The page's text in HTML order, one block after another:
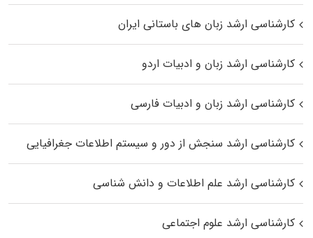
کارشناسی ارشد زبان‌ های باستانی ایران
کارشناسی ارشد زبان و ادبیات اردو
کارشناسی ارشد زبان و ادبیات فارسی
کارشناسی ارشد سنجش از دور و سیستم اطلاعات جغرافیایی
کارشناسی ارشد علم اطلاعات و دانش شناسی
کارشناسی ارشد علوم اجتماعی